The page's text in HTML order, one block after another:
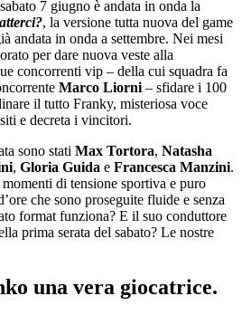
7 giugno è andata in onda la
, la versione tutta nuova del game
andata in onda a settembre. Nei mesi
per dare nuova veste alla
concorrenti vip – della cui squadra fa
Marco Liorni – sfidare i 100
il tutto Franky, misteriosa voce
e decreta i vincitori.
sono stati Max Tortora, Natasha
, Gloria Guida e Francesca Manzini.
di tensione sportiva e puro
che sono proseguite fluide e senza
format funziona? E il suo conduttore
prima serata del sabato? Le nostre
una vera giocatrice.